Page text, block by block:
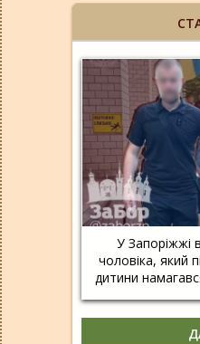
У Запоріжжі
чоловіка, який
дитини